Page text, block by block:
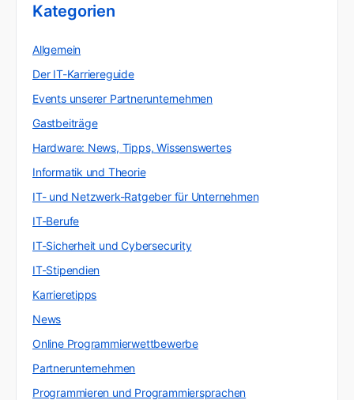
Kategorien
Allgemein
Der IT-Karriereguide
Events unserer Partnerunternehmen
Gastbeiträge
Hardware: News, Tipps, Wissenswertes
Informatik und Theorie
IT- und Netzwerk-Ratgeber für Unternehmen
IT-Berufe
IT-Sicherheit und Cybersecurity
IT-Stipendien
Karrieretipps
News
Online Programmierwettbewerbe
Partnerunternehmen
Programmieren und Programmiersprachen